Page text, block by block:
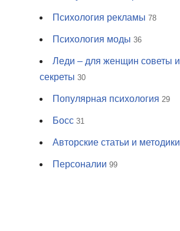
Психология рекламы 78
Психология моды 36
Леди – для женщин советы и
секреты 30
Популярная психология 29
Босс 31
Авторские статьи и методики
Персоналии 99